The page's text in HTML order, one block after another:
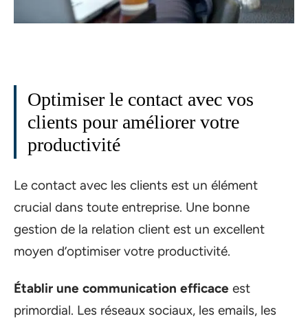
Optimiser le contact avec vos
clients pour améliorer votre
productivité
Le contact avec les clients est un élément
crucial dans toute entreprise. Une bonne
gestion de la relation client est un excellent
moyen d’optimiser votre productivité.
Établir une communication efficace est
primordial. Les réseaux sociaux, les emails, les